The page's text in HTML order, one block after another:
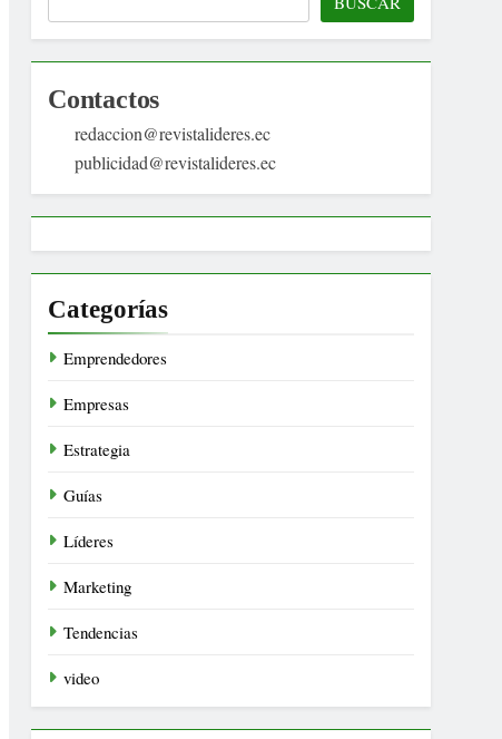
Contactos
redaccion@revistalideres.ec
publicidad@revistalideres.ec
Categorías
Emprendedores
Empresas
Estrategia
Guías
Líderes
Marketing
Tendencias
video